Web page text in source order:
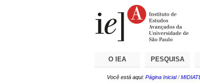
O IEA PESQUISA
Você está aqui: Página Inicial /